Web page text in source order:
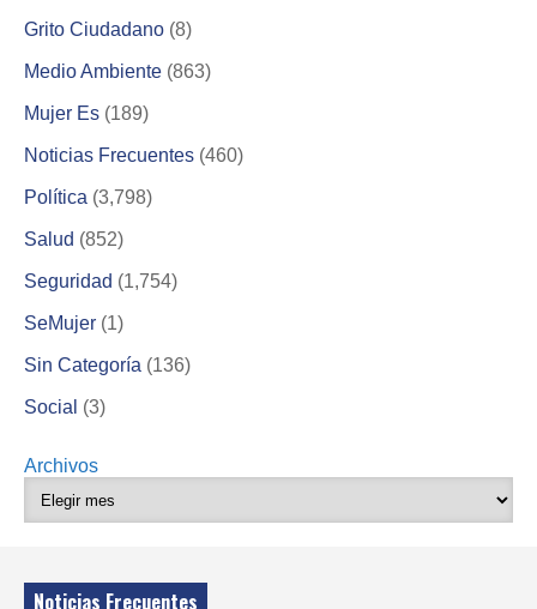
Grito Ciudadano (8)
Medio Ambiente (863)
Mujer Es (189)
Noticias Frecuentes (460)
Política (3,798)
Salud (852)
Seguridad (1,754)
SeMujer (1)
Sin Categoría (136)
Social (3)
Archivos
Noticias Frecuentes